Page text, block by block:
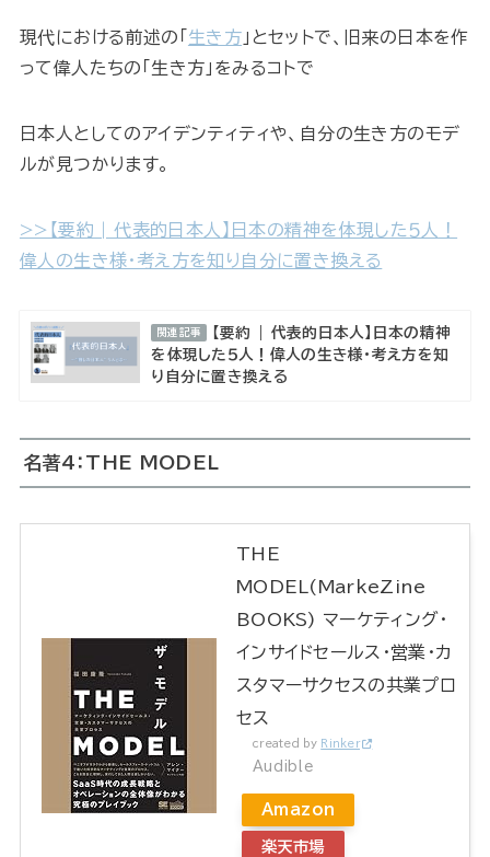
現代における前述の「 生き方 」とセットで、旧来の日本を作
って偉人たちの「生き方」をみるコトで
日本人としてのアイデンティティや、自分の生き方のモデ
ルが見つかります。
>>【要約 | 代表的日本人】日本の精神を体現した５人！
偉人の生き様・考え方を知り自分に置き換える
関連記事
【要約 | 代表的日本人】日本の精神
を体現した５人！偉人の生き様・考え方を知
り自分に置き換える
名著4：THE MODEL
THE
MODEL(MarkeZine
BOOKS) マーケティング・
インサイドセールス・営業・カ
スタマーサクセスの共業プロ
セス
created by Rinker
Audible
Amazon
楽天市場